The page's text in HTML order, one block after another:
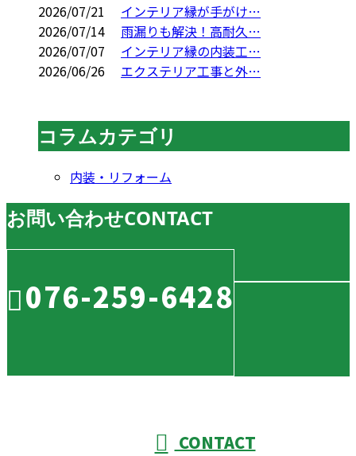
2026/07/21
インテリア縁が手がけ…
2026/07/14
雨漏りも解決！高耐久…
2026/07/07
インテリア縁の内装工…
2026/06/26
エクステリア工事と外…
コラムカテゴリ
内装・リフォーム
お問い合わせCONTACT
076-259-6428
CONTACT